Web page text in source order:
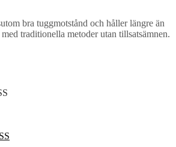
bra tuggmotstånd och håller längre än
traditionella metoder utan tillsatsämnen.